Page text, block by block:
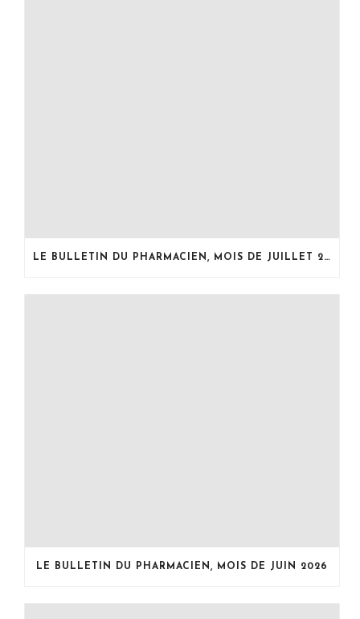
LE BULLETIN DU PHARMACIEN, MOIS DE JUILLET 2026
LE BULLETIN DU PHARMACIEN, MOIS DE JUIN 2026